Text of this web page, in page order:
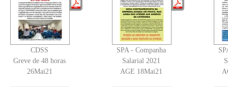
CDSS
Greve de 48 horas
26Mai21
SPA - Companha
Salarial 2021
AGE 18Mai21